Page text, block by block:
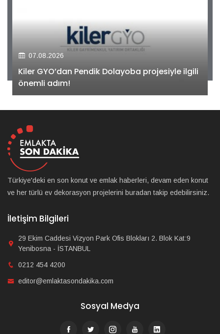
07.08.2026
Kiler GYO’dan Pendik Dolayoba projesiyle ilgili
önemli adım!
Türkiye'deki en son konut ve emlak haberleri, devam eden konut
ve her türlü ev dekorasyon projelerini buradan takip edebilirsiniz.
İletişim Bilgileri
29 Ekim Caddesi Vizyon Park Ofis Blokları 2. Blok Kat:9
Yenibosna - İSTANBUL
0212 454 4200
editor@emlaktasondakika.com
Sosyal Medya